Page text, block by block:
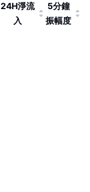
24H淨流
入
5分鐘
振幅度